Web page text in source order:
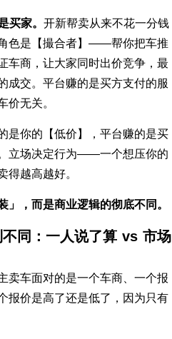
买家。 开新帮卖从来不花一分钱
色是【撮合者】——帮你把车推
车商，让大家同时出价竞争，最
成交。平台赚的是买方支付的服
价无关。
是你的【低价】，平台赚的是买
立场决定行为——一个想压你的
得越高越好。
」，而是商业逻辑的彻底不同。
同：一人说了算 vs 市场
卖车面对的是一个车商、一个报
报价是高了还是低了，因为只有